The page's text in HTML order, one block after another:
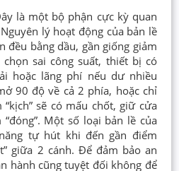
là một bộ phận cực kỳ quan
lý hoạt động của bản lề
đều bằng dầu, gần giống giảm
sai công suất, thiết bị có
hoặc lãng phí nếu dư nhiều
90 độ về cả 2 phía, hoặc chỉ
sẽ có mấu chốt, giữ cửa
Một số loại bản lề của
tự hút khi đến gần điểm
giữa 2 cánh. Để đảm bảo an
hành cũng tuyệt đối không để